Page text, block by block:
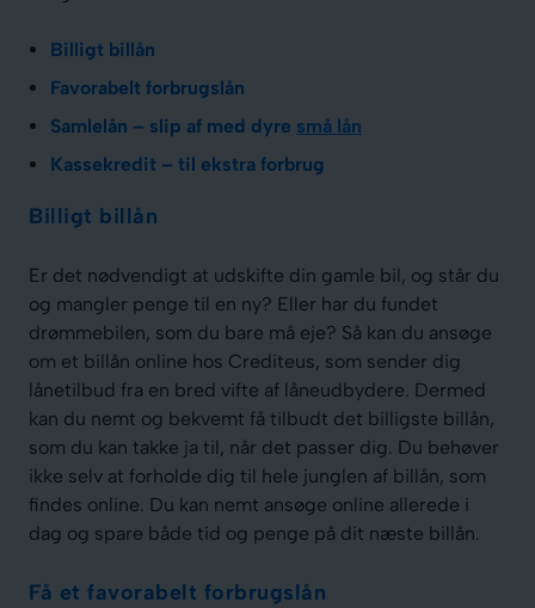
Billigt billån
Favorabelt forbrugslån
Samlelån – slip af med dyre små lån
Kassekredit – til ekstra forbrug
Billigt billån
Er det nødvendigt at udskifte din gamle bil, og står du
og mangler penge til en ny? Eller har du fundet
drømmebilen, som du bare må eje? Så kan du ansøge
om et billån online hos Crediteus, som sender dig
lånetilbud fra en bred vifte af låneudbydere. Dermed
kan du nemt og bekvemt få tilbudt det billigste billån,
som du kan takke ja til, når det passer dig. Du behøver
ikke selv at forholde dig til hele junglen af billån, som
findes online. Du kan nemt ansøge online allerede i
dag og spare både tid og penge på dit næste billån.
Få et favorabelt forbrugslån